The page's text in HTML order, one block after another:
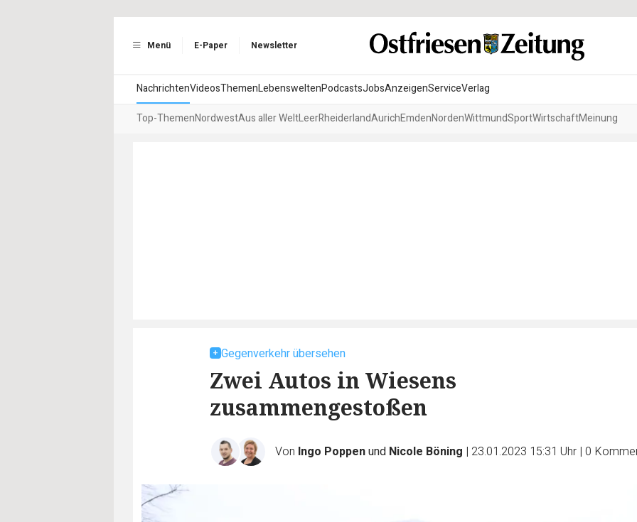
Menü E-Paper Newsletter
NachrichtenVideosThemenLebensweltenPodcastsJobsAnzeigenServiceVerlag
Top-ThemenNordwestAus aller WeltLeerRheiderlandAurichEmdenNordenWittmundSportWirtschaftMeinung
Gegenverkehr übersehen
Zwei Autos in Wiesens
zusammengestoßen
Von Ingo Poppenund Nicole Böning | 23.01.2023 15:31 Uhr | 0